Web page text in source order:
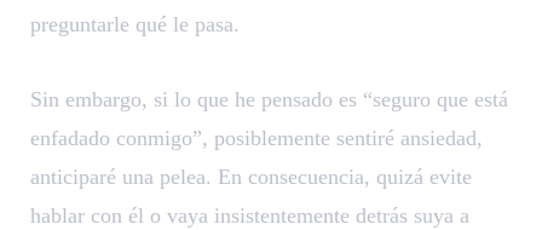
preguntarle qué le pasa.
Sin embargo, si lo que he pensado es “seguro que está
enfadado conmigo”, posiblemente sentiré ansiedad,
anticiparé una pelea. En consecuencia, quizá evite
hablar con él o vaya insistentemente detrás suya a